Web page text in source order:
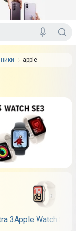
apple
3Apple Watch SE 3